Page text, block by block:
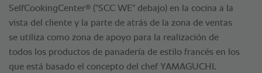
SelfCookingCenter® ("SCC WE" debajo) en la cocina a la
vista del cliente y la parte de atrás de la zona de ventas
se utiliza como zona de apoyo para la realización de
todos los productos de panadería de estilo francés en los
que está basado el concepto del chef YAMAGUCHI.